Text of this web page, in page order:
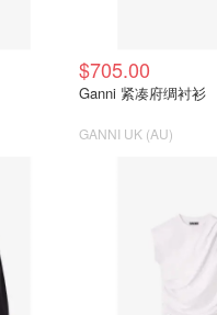
$705.00
Ganni 紧凑府绸衬衫
GANNI UK (AU)